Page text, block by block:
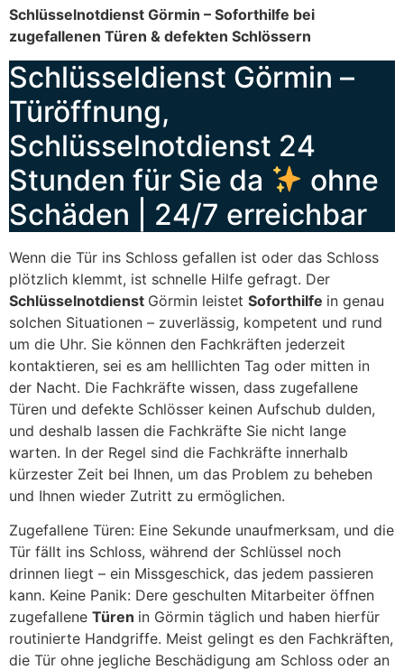
Schlüsselnotdienst Görmin – Soforthilfe bei
zugefallenen Türen & defekten Schlössern
Schlüsseldienst Görmin –
Türöffnung,
Schlüsselnotdienst 24
Stunden für Sie da
ohne
Schäden | 24/7 erreichbar
Wenn die Tür ins Schloss gefallen ist oder das Schloss
plötzlich klemmt, ist schnelle Hilfe gefragt. Der
Schlüsselnotdienst Görmin leistet Soforthilfe in genau
solchen Situationen – zuverlässig, kompetent und rund
um die Uhr. Sie können den Fachkräften jederzeit
kontaktieren, sei es am helllichten Tag oder mitten in
der Nacht. Die Fachkräfte wissen, dass zugefallene
Türen und defekte Schlösser keinen Aufschub dulden,
und deshalb lassen die Fachkräfte Sie nicht lange
warten. In der Regel sind die Fachkräfte innerhalb
kürzester Zeit bei Ihnen, um das Problem zu beheben
und Ihnen wieder Zutritt zu ermöglichen.
Zugefallene Türen: Eine Sekunde unaufmerksam, und die
Tür fällt ins Schloss, während der Schlüssel noch
drinnen liegt – ein Missgeschick, das jedem passieren
kann. Keine Panik: Dere geschulten Mitarbeiter öffnen
zugefallene Türen in Görmin täglich und haben hierfür
routinierte Handgriffe. Meist gelingt es den Fachkräften,
die Tür ohne jegliche Beschädigung am Schloss oder an